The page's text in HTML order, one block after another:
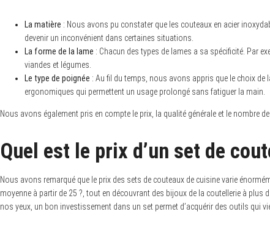
La matière : Nous avons pu constater que les couteaux en acier
devenir un inconvénient dans certaines situations.
La forme de la lame : Chacun des types de lames a sa spécificité. Par
viandes et légumes.
Le type de poignée : Au fil du temps, nous avons appris que le choix
ergonomiques qui permettent un usage prolongé sans fatiguer la main.
Nous avons également pris en compte le prix, la qualité générale et le nombre
Quel est le prix d’un set de
Nous avons remarqué que le prix des sets de couteaux de cuisine varie
moyenne à partir de 25 ?, tout en découvrant des bijoux de la coutellerie à plus
nos yeux, un bon investissement dans un set permet d’acquérir des outils qui